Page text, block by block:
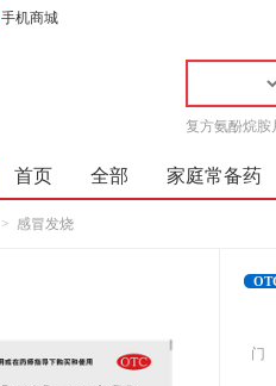
手机商城
复方氨酚烷胺
首页 全部 家庭常备药
> 感冒发烧
门